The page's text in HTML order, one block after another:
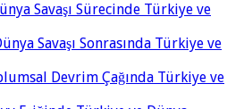
Savaşı Sürecinde Türkiye ve
Savaşı Sonrasında Türkiye ve
Devrim Çağında Türkiye ve